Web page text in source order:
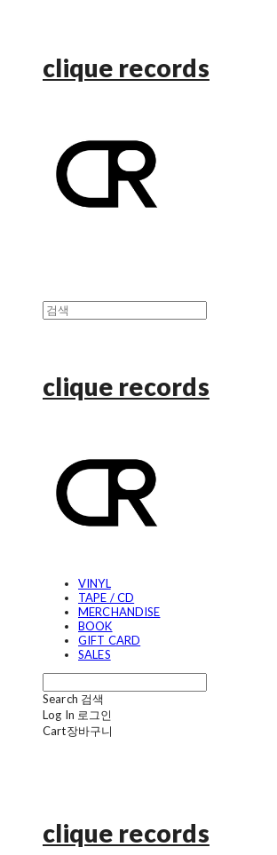
clique records
clique records
VINYL
TAPE / CD
MERCHANDISE
BOOK
GIFT CARD
SALES
Search 검색
Log In 로그인
Cart장바구니
clique records